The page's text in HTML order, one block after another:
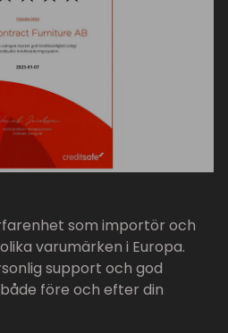
som importör och
varumärken i Europa.
support och god
före och efter din